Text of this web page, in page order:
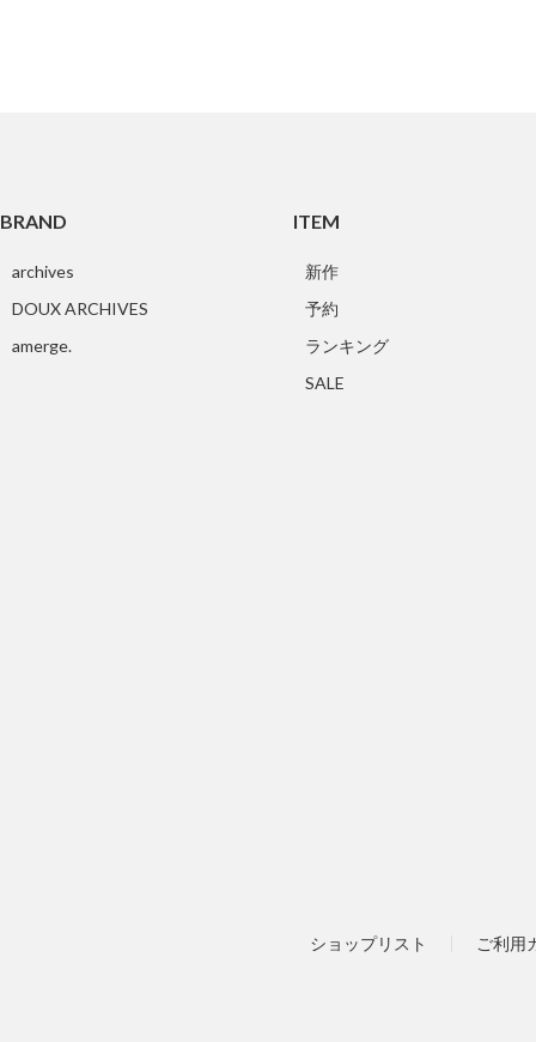
BRAND
archives
DOUX ARCHIVES
amerge.
ITEM
新作
予約
ランキング
SALE
ショップリスト ご利用